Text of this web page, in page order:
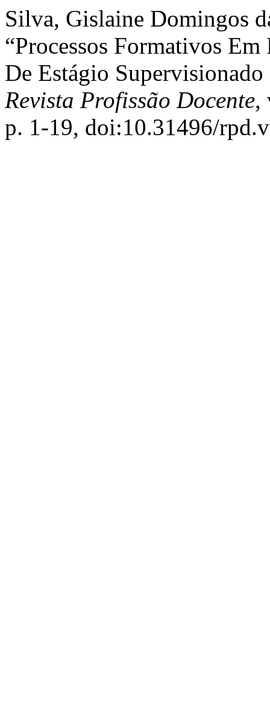
Silva, Gislaine Domingos
“Processos Formativos
De Estágio
Revista Profissão Docente,
p. 1-19, doi:10.31496/